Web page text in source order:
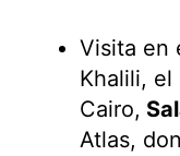
Visita en
Khalili, el
Cairo,
Atlas,